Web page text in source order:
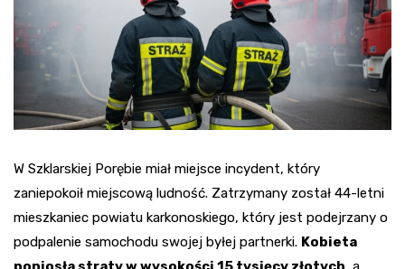
W Szklarskiej Porębie miał miejsce incydent, który
zaniepokoił miejscową ludność. Zatrzymany został 44-letni
mieszkaniec powiatu karkonoskiego, który jest podejrzany o
podpalenie samochodu swojej byłej partnerki. Kobieta